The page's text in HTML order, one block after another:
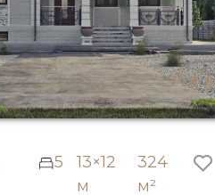
5
13×12
м
324
м²